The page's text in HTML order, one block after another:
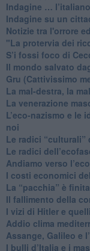
​Indagine …
Indagine su un
Notizie tra l'orrore
"La protervia dei
S’i fossi foco di
​Il mondo salvato
Gru (Cattivissimo
​La mal-destra, la
​La venerazione
​L’eco-nazismo e le
noi
​Le radici “culturali”
Le radici
Andiamo verso
I costi economici
​La “pacchia” è
​Il fallimento della
​I vizi di Hitler e
Addio clima
​Assange, Galileo e
​I bulli d’Italia e i